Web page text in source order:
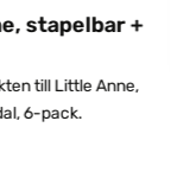
stapelbar +
till Little Anne,
6-pack.